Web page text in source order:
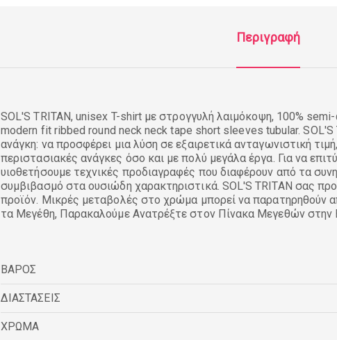
Περιγραφή
SOL'S TRITAN, unisex T-shirt με στρογγυλή λαιμόκοψη, 100%
modern fit ribbed round neck neck tape short sleeves tubular. SOL'S
ανάγκη: να προσφέρει μια λύση σε εξαιρετικά ανταγωνιστική
περιστασιακές ανάγκες όσο και με πολύ μεγάλα έργα. Για να
υιοθετήσουμε τεχνικές προδιαγραφές που διαφέρουν από τα
συμβιβασμό στα ουσιώδη χαρακτηριστικά. SOL'S TRITAN σας
προϊόν. Μικρές μεταβολές στο χρώμα μπορεί να παρατηρηθούν
τα Μεγέθη, Παρακαλούμε Ανατρέξτε στον Πίνακα Μεγεθών στην
ΒΑΡΟΣ
ΔΙΑΣΤΑΣΕΙΣ
ΧΡΩΜΑ